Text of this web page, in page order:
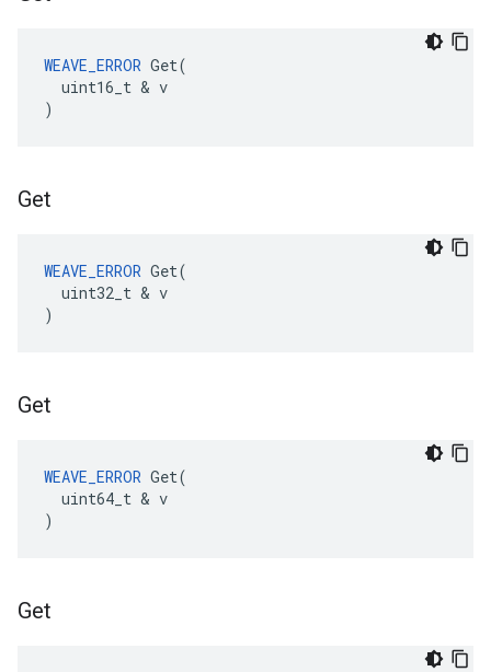
WEAVE_ERROR Get(
  uint16_t & v
)
Get
WEAVE_ERROR Get(
  uint32_t & v
)
Get
WEAVE_ERROR Get(
  uint64_t & v
)
Get